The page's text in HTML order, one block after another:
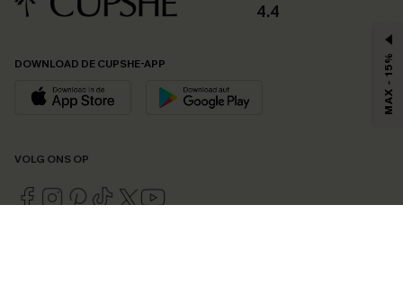
4.4
DOWNLOAD DE CUPSHE-APP
VOLG ONS OP
MAX - 15%